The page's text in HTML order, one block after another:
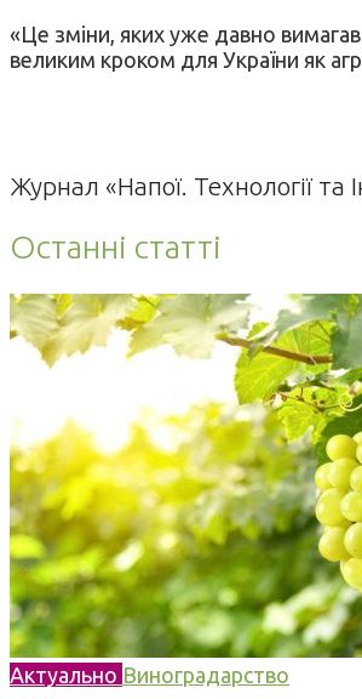
«Це зміни, яких уже давно
великим кроком для України як
Журнал «Напої. Технології та
Останні статті
Актуально Виноградарство